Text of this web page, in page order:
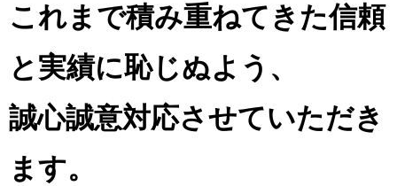
これまで積み重ねてきた信頼
と実績に恥じぬよう、
誠心誠意対応させていただき
ます。